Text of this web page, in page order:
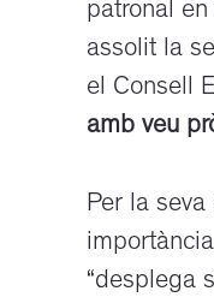
patronal
assolit la
el Consell
amb veu
Per la
“desplega